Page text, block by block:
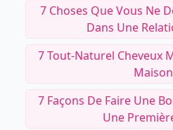
7 Choses Que Vous Ne
Dans Une
7 Tout-Naturel Cheveux
7 Façons De Faire Une
Une